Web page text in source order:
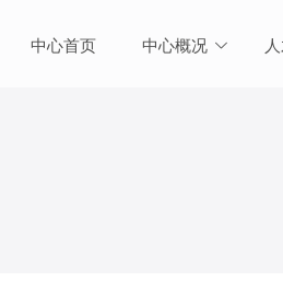
中心首页 中心概况